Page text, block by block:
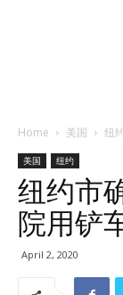
Home 美国 纽
美国 纽约
纽约市
院用铲
April 2, 2020